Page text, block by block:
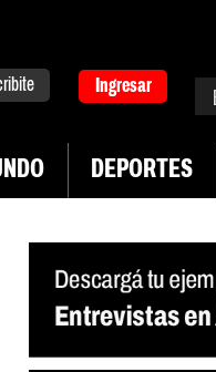
Ingresar
DEPORTES
renovado |